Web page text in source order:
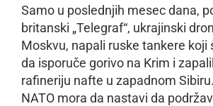
Samo u poslednjih mesec dana,
britanski „Telegraf“, ukrajinski
Moskvu, napali ruske tankere koji
da isporuče gorivo na Krim i
rafineriju nafte u zapadnom
NATO mora da nastavi da